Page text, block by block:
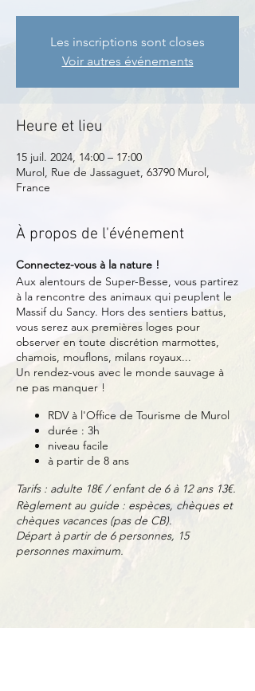
Les inscriptions sont closes
Voir autres événements
Heure et lieu
15 juil. 2024, 14:00 – 17:00
Murol, Rue de Jassaguet, 63790 Murol,
France
À propos de l'événement
Connectez-vous à la nature !
Aux alentours de Super-Besse, vous partirez
à la rencontre des animaux qui peuplent le
Massif du Sancy. Hors des sentiers battus,
vous serez aux premières loges pour
observer en toute discrétion marmottes,
chamois, mouflons, milans royaux...
Un rendez-vous avec le monde sauvage à
ne pas manquer !
RDV à l'Office de Tourisme de Murol
durée : 3h
niveau facile
à partir de 8 ans
Tarifs : adulte 18€ / enfant de 6 à 12 ans 13€.
Règlement au guide : espèces, chèques et
chèques vacances (pas de CB).
Départ à partir de 6 personnes, 15
personnes maximum.